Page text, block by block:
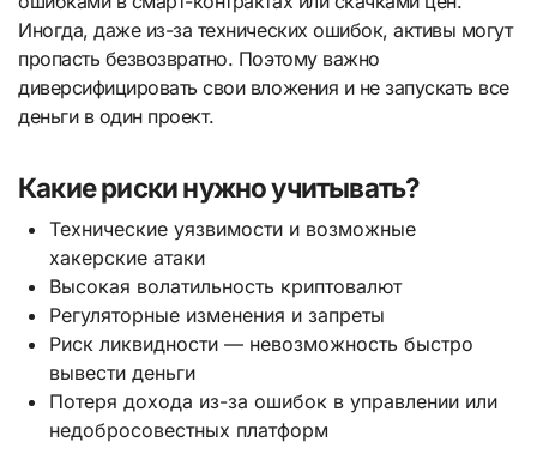
Иногда, даже из-за технических ошибок, активы могут
пропасть безвозвратно. Поэтому важно
диверсифицировать свои вложения и не запускать все
деньги в один проект.
Какие риски нужно учитывать?
Технические уязвимости и возможные
хакерские атаки
Высокая волатильность криптовалют
Регуляторные изменения и запреты
Риск ликвидности — невозможность быстро
вывести деньги
Потеря дохода из-за ошибок в управлении или
недобросовестных платформ